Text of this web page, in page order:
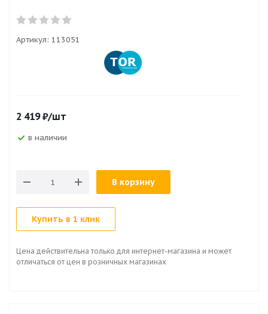
Артикул: 113051
2 419₽/шт
в наличии
В корзину
Купить в 1 клик
Цена действительна только для интернет-магазина и может
отличаться от цен в розничных магазинах